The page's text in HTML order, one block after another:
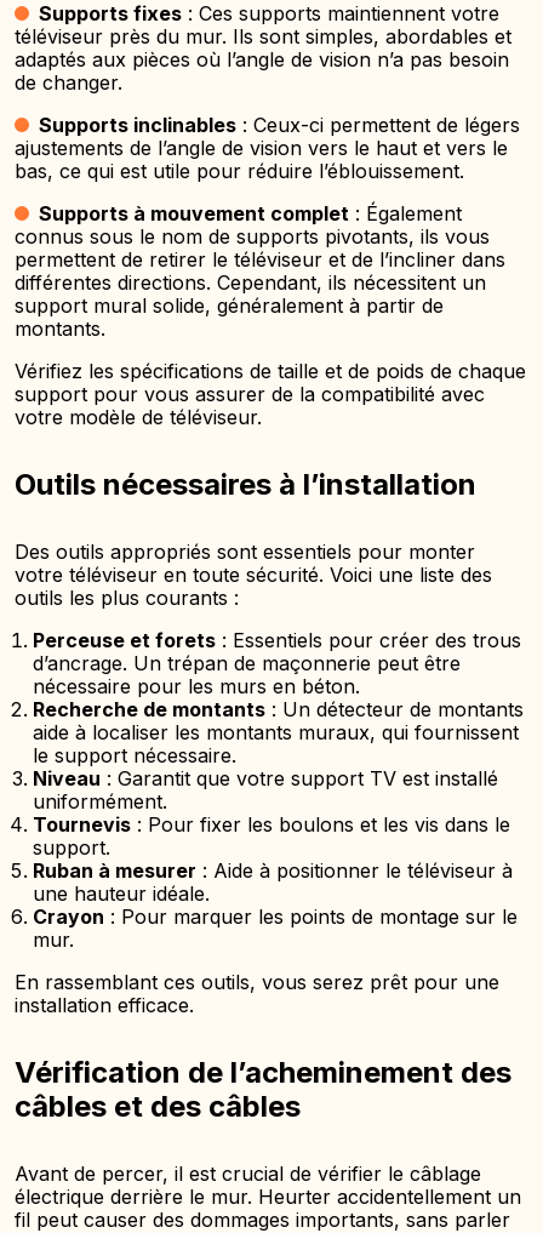
Supports fixes : Ces supports maintiennent votre
téléviseur près du mur. Ils sont simples, abordables et
adaptés aux pièces où l’angle de vision n’a pas besoin
de changer.
Supports inclinables : Ceux-ci permettent de légers
ajustements de l’angle de vision vers le haut et vers le
bas, ce qui est utile pour réduire l’éblouissement.
Supports à mouvement complet : Également
connus sous le nom de supports pivotants, ils vous
permettent de retirer le téléviseur et de l’incliner dans
différentes directions. Cependant, ils nécessitent un
support mural solide, généralement à partir de
montants.
Vérifiez les spécifications de taille et de poids de chaque
support pour vous assurer de la compatibilité avec
votre modèle de téléviseur.
Outils nécessaires à l’installation
Des outils appropriés sont essentiels pour monter
votre téléviseur en toute sécurité. Voici une liste des
outils les plus courants :
Perceuse et forets : Essentiels pour créer des trous
d’ancrage. Un trépan de maçonnerie peut être
nécessaire pour les murs en béton.
Recherche de montants : Un détecteur de montants
aide à localiser les montants muraux, qui fournissent
le support nécessaire.
Niveau : Garantit que votre support TV est installé
uniformément.
Tournevis : Pour fixer les boulons et les vis dans le
support.
Ruban à mesurer : Aide à positionner le téléviseur à
une hauteur idéale.
Crayon : Pour marquer les points de montage sur le
mur.
En rassemblant ces outils, vous serez prêt pour une
installation efficace.
Vérification de l’acheminement des
câbles et des câbles
Avant de percer, il est crucial de vérifier le câblage
électrique derrière le mur. Heurter accidentellement un
fil peut causer des dommages importants, sans parler